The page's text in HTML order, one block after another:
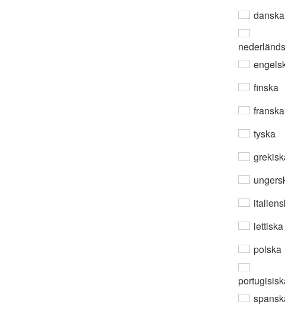
danska
finska
franska
tyska
lettiska
polska